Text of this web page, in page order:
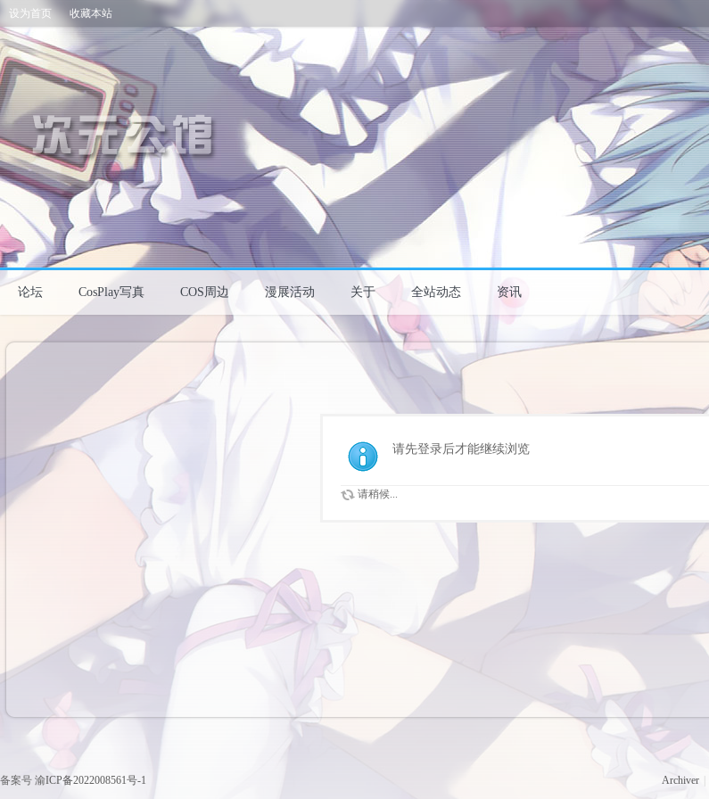
设为首页 收藏本站
论坛 CosPlay写真 COS周边 漫展活动 关于 全站动态 资讯
请先登录后才能继续浏览
请稍候...
Archiver
备案号 渝ICP备2022008561号-1